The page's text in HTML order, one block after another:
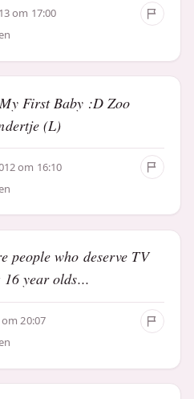
om 17:00
First Baby :D Zoo
(L)
om 16:10
people who deserve TV
16 year olds...
20:07